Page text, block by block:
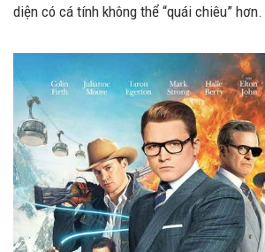
diện có cá tính không thể “quái chiêu” hơn.